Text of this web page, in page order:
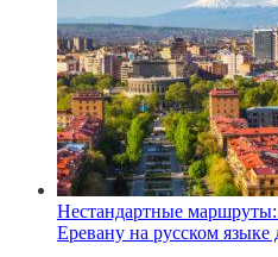
Нестандартные маршруты:
Еревану на русском